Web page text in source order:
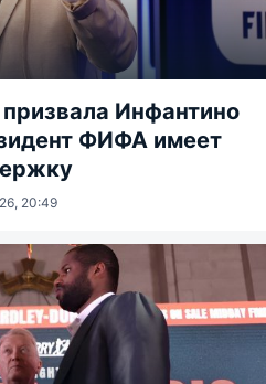
Инфантино
ФИФА имеет
20:49